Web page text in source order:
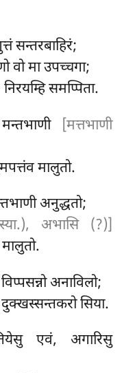
सन्तरबाहिरं;
वो मा उपच्चगा;
समप्पिता.
[मत्तभाणी
मालुतो.
अनुद्धतो;
अभासि (?)]
अनाविलो;
सिया.
एवं, अगारिसु